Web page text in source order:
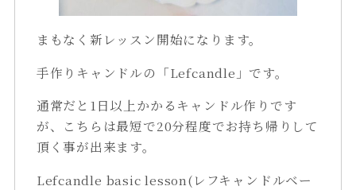
まもなく新レッスン開始になります。
手作りキャンドルの「Lefcandle」です。
通常だと1日以上かかるキャンドル作りです
が、こちらは最短で20分程度でお持ち帰りして
頂く事が出来ます。
Lefcandle basic lesson(レフキャンドルベー